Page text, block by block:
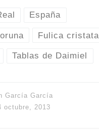
España
Fulica cristata
Tablas de Daimiel
García García
octubre, 2013